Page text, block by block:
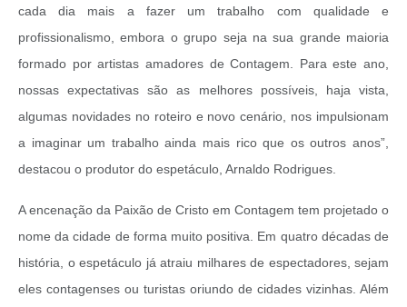
cada dia mais a fazer um trabalho com qualidade e
profissionalismo, embora o grupo seja na sua grande maioria
formado por artistas amadores de Contagem. Para este ano,
nossas expectativas são as melhores possíveis, haja vista,
algumas novidades no roteiro e novo cenário, nos impulsionam
a imaginar um trabalho ainda mais rico que os outros anos”,
destacou o produtor do espetáculo, Arnaldo Rodrigues.
A encenação da Paixão de Cristo em Contagem tem projetado o
nome da cidade de forma muito positiva. Em quatro décadas de
história, o espetáculo já atraiu milhares de espectadores, sejam
eles contagenses ou turistas oriundo de cidades vizinhas. Além